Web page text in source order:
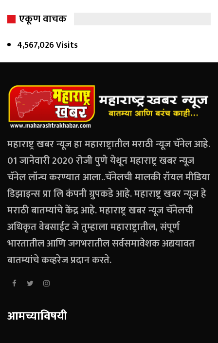
एकूण वाचक
4,567,026 Visits
महाराष्ट्र खबर न्यूज हा महाराष्ट्रातील मराठी न्यूज चॅनेल आहे.
01 जानेवारी 2020 रोजी पुणे येथून महाराष्ट्र खबर न्यूज
चॅनेल लॉन्च करण्यात आला..चॅनेलची मालकी रॉयल मीडिया
डिझाइन्स प्रा लि कंपनी ग्रुपकडे आहे. महाराष्ट्र खबर न्यूज हे
मराठी बातम्यांचे केंद्र आहे. महाराष्ट्र खबर न्यूज चॅनेलची
अधिकृत वेबसाईट जे तुम्हाला महाराष्ट्रातील, संपूर्ण
भारतातील आणि जगभरातील सर्वसमावेशक अद्ययावत
बातम्यांचे कव्हरेज प्रदान करते.
आमच्याविषयी